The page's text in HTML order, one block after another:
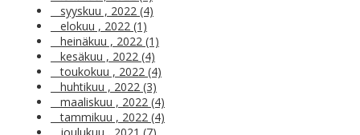
syyskuu , 2022 (4)
elokuu , 2022 (1)
heinäkuu , 2022 (1)
kesäkuu , 2022 (4)
toukokuu , 2022 (4)
huhtikuu , 2022 (3)
maaliskuu , 2022 (4)
tammikuu , 2022 (4)